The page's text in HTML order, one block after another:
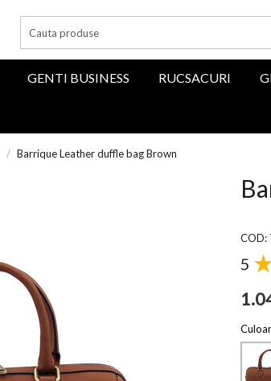
GENTI BUSINESS RUCSACURI
/ Barrique Leather duffle bag Brown
COD:
5